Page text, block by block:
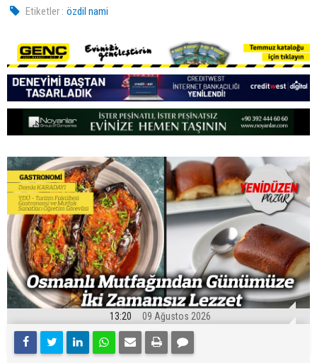
Etiketler : özdil nami
13:20 09 Ağustos 2026